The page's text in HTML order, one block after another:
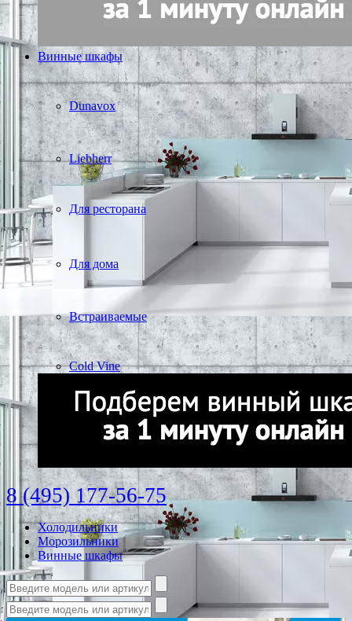
Винные шкафы
Dunavox
Liebherr
Для ресторана
Для дома
Встраиваемые
Cold Vine
8 (495) 177-56-75
Холодильники
Морозильники
Винные шкафы